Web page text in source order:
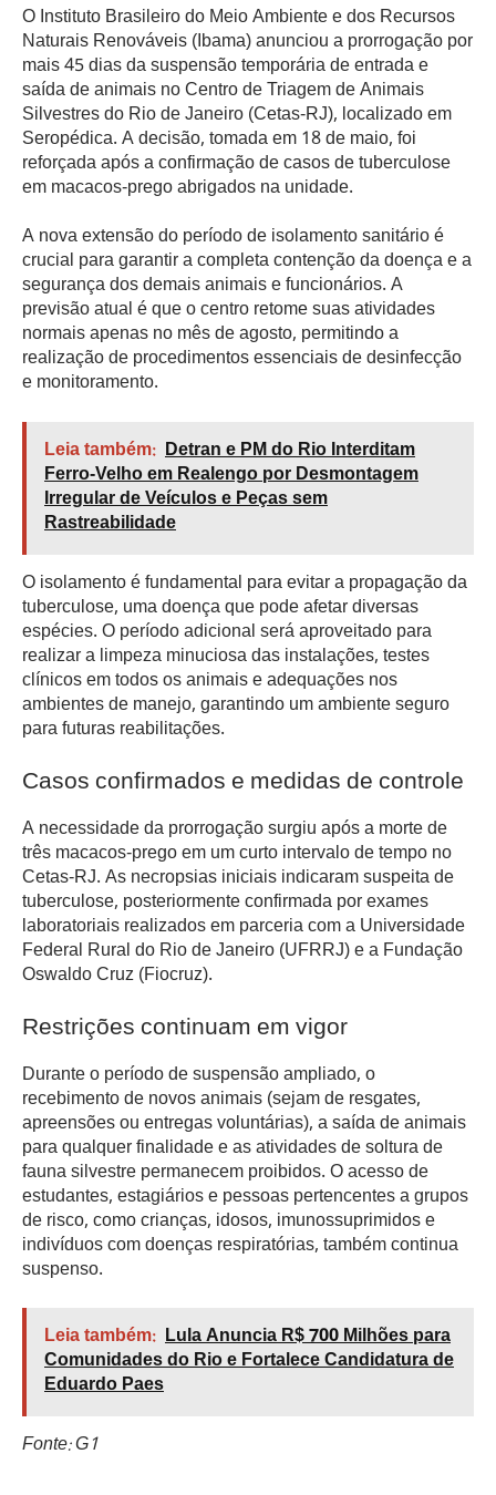
O Instituto Brasileiro do Meio Ambiente e dos Recursos
Naturais Renováveis (Ibama) anunciou a prorrogação por
mais 45 dias da suspensão temporária de entrada e
saída de animais no Centro de Triagem de Animais
Silvestres do Rio de Janeiro (Cetas-RJ), localizado em
Seropédica. A decisão, tomada em 18 de maio, foi
reforçada após a confirmação de casos de tuberculose
em macacos-prego abrigados na unidade.
A nova extensão do período de isolamento sanitário é
crucial para garantir a completa contenção da doença e a
segurança dos demais animais e funcionários. A
previsão atual é que o centro retome suas atividades
normais apenas no mês de agosto, permitindo a
realização de procedimentos essenciais de desinfecção
e monitoramento.
Leia também: Detran e PM do Rio Interditam
Ferro-Velho em Realengo por Desmontagem
Irregular de Veículos e Peças sem
Rastreabilidade
O isolamento é fundamental para evitar a propagação da
tuberculose, uma doença que pode afetar diversas
espécies. O período adicional será aproveitado para
realizar a limpeza minuciosa das instalações, testes
clínicos em todos os animais e adequações nos
ambientes de manejo, garantindo um ambiente seguro
para futuras reabilitações.
Casos confirmados e medidas de controle
A necessidade da prorrogação surgiu após a morte de
três macacos-prego em um curto intervalo de tempo no
Cetas-RJ. As necropsias iniciais indicaram suspeita de
tuberculose, posteriormente confirmada por exames
laboratoriais realizados em parceria com a Universidade
Federal Rural do Rio de Janeiro (UFRRJ) e a Fundação
Oswaldo Cruz (Fiocruz).
Restrições continuam em vigor
Durante o período de suspensão ampliado, o
recebimento de novos animais (sejam de resgates,
apreensões ou entregas voluntárias), a saída de animais
para qualquer finalidade e as atividades de soltura de
fauna silvestre permanecem proibidos. O acesso de
estudantes, estagiários e pessoas pertencentes a grupos
de risco, como crianças, idosos, imunossuprimidos e
indivíduos com doenças respiratórias, também continua
suspenso.
Leia também: Lula Anuncia R$ 700 Milhões para
Comunidades do Rio e Fortalece Candidatura de
Eduardo Paes
Fonte: G1